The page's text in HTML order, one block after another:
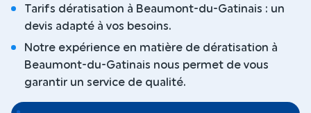
Tarifs dératisation à Beaumont-du-Gatinais : un
devis adapté à vos besoins.
Notre expérience en matière de dératisation à
Beaumont-du-Gatinais nous permet de vous
garantir un service de qualité.